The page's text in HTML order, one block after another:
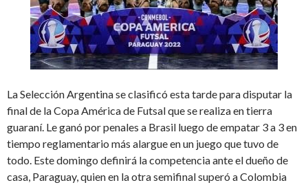
La Selección Argentina se clasificó esta tarde para disputar la
final de la Copa América de Futsal que se realiza en tierra
guaraní. Le ganó por penales a Brasil luego de empatar 3 a 3 en
tiempo reglamentario más alargue en un juego que tuvo de
todo. Este domingo definirá la competencia ante el dueño de
casa, Paraguay, quien en la otra semifinal superó a Colombia